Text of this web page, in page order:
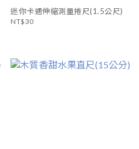
迷你卡通伸縮測量捲尺(1.5公尺)
NT$30